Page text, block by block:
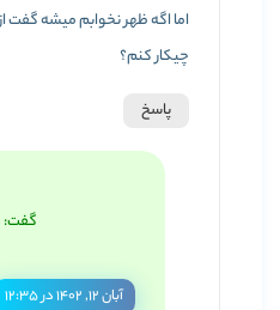
اما اگه ظهر نخوابم میشه
چیکار کنم؟
پاسخ
گفت:
آبان ۱۲, ۱۴۰۲ در ۱۲:۳۵